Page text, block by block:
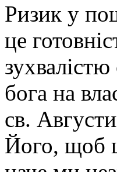
Ризик у
це
бога на
св.
Його, щоб